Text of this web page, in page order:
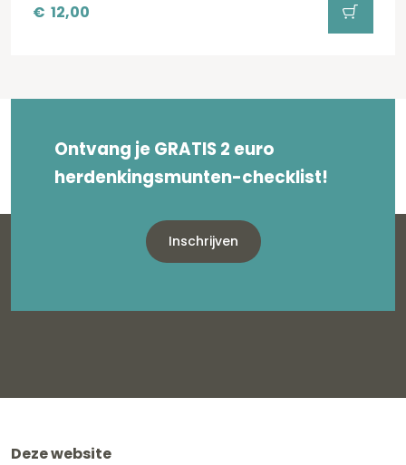
€ 12,00
Ontvang je GRATIS 2 euro
herdenkingsmunten-checklist!
Inschrijven
Deze website